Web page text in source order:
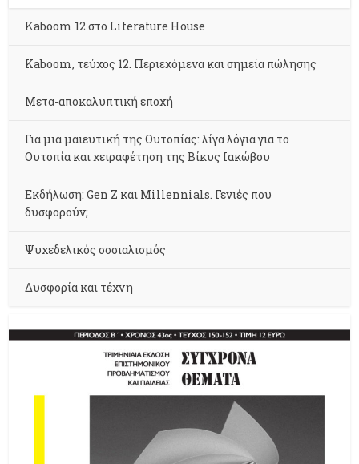
Kaboom 12 στο Literature House
Kaboom, τεύχος 12. Περιεχόμενα και σημεία πώλησης
Μετα-αποκαλυπτική εποχή
Για μια μαιευτική της Ουτοπίας: λίγα λόγια για το
Ουτοπία και χειραφέτηση της Βίκυς Ιακώβου
Εκδήλωση: Gen Z και Millennials. Γενιές που
δυσφορούν;
Ψυχεδελικός σοσιαλισμός
Δυσφορία και τέχνη